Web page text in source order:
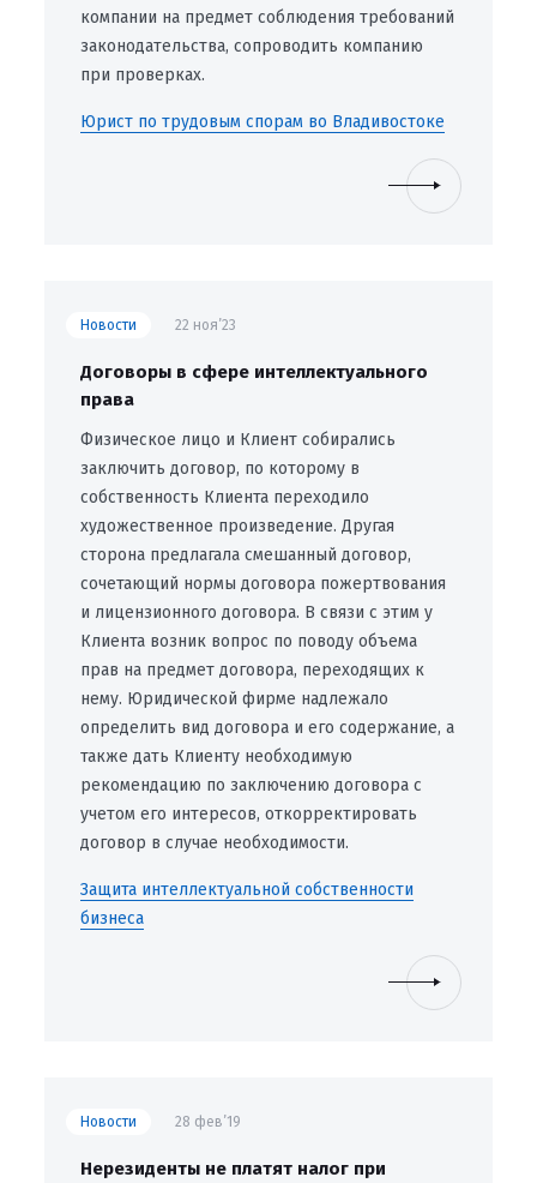
компании на предмет соблюдения требований
законодательства, сопроводить компанию
при проверках.
Юрист по трудовым спорам во Владивостоке
Новости 22 ноя’23
Договоры в сфере интеллектуального
права
Физическое лицо и Клиент собирались
заключить договор, по которому в
собственность Клиента переходило
художественное произведение. Другая
сторона предлагала смешанный договор,
сочетающий нормы договора пожертвования
и лицензионного договора. В связи с этим у
Клиента возник вопрос по поводу объема
прав на предмет договора, переходящих к
нему. Юридической фирме надлежало
определить вид договора и его содержание, а
также дать Клиенту необходимую
рекомендацию по заключению договора с
учетом его интересов, откорректировать
договор в случае необходимости.
Защита интеллектуальной собственности
бизнеса
Новости 28 фев’19
Нерезиденты не платят налог при